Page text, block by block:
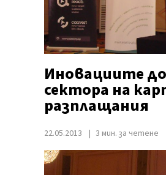
Иновациите
сектора на
разплащания
22.05.2013 3 мин. за четене